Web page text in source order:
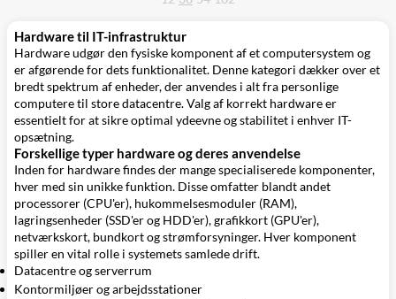
Hardware til IT-infrastruktur
Hardware udgør den fysiske komponent af et computersystem og
er afgørende for dets funktionalitet. Denne kategori dækker over et
bredt spektrum af enheder, der anvendes i alt fra personlige
computere til store datacentre. Valg af korrekt hardware er
essentielt for at sikre optimal ydeevne og stabilitet i enhver IT-
opsætning.
Forskellige typer hardware og deres anvendelse
Inden for hardware findes der mange specialiserede komponenter,
hver med sin unikke funktion. Disse omfatter blandt andet
processorer (CPU'er), hukommelsesmoduler (RAM),
lagringsenheder (SSD'er og HDD'er), grafikkort (GPU'er),
netværkskort, bundkort og strømforsyninger. Hver komponent
spiller en vital rolle i systemets samlede drift.
Datacentre og serverrum
Kontormiljøer og arbejdsstationer